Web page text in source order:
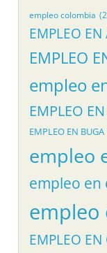
empleo colombia
EMPLEO
EMPLEO
empleo
EMPLEO
EMPLEO EN BUGA
empleo
empleo en
empleo
EMPLEO EN